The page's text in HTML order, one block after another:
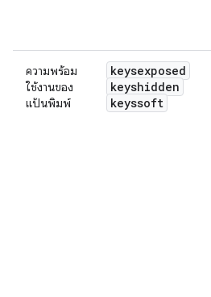
ความพร้อม
ใช้งานของ
แป้นพิมพ์
keysexposed
keyshidden
keyssoft